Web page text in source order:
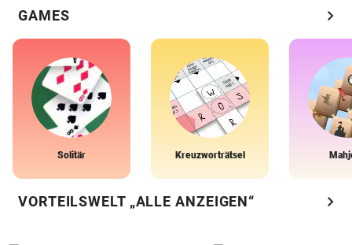
GAMES chevron_right
Solitär Kreuzworträtsel
VORTEILSWELT „ALLE ANZEIGEN“ chevron_right